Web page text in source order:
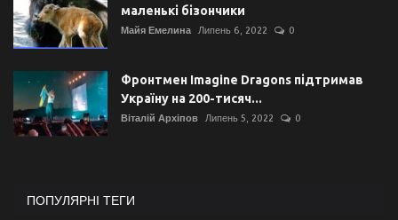
маленькі бізончики
Майя Емелина Липень 6, 2022 0
Фронтмен Imagine Dragons підтримав
Україну на 200-тисяч...
Віталій Архіпов Липень 5, 2022 0
ПОПУЛЯРНІ ТЕГИ